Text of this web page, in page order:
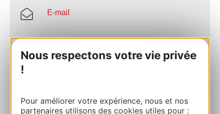
Nous respectons votre vie privée
!
Pour améliorer votre expérience, nous et nos
partenaires utilisons des cookies utiles pour :
E-mail